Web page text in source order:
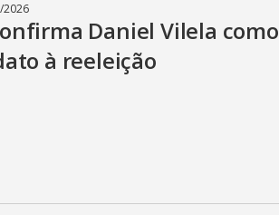
2026
Daniel Vilela como
à reeleição